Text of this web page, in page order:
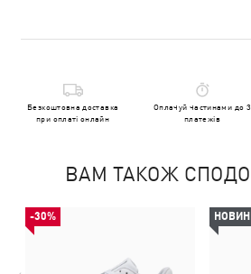
Безкоштовна доставка
при оплаті онлайн
Оплачуй частинами до 3
платежів
ВАМ ТАКОЖ
-30%